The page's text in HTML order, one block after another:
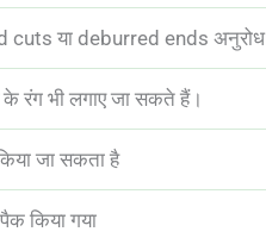
cuts या deburred ends
के रंग भी लगाए जा सकते हैं।
जा सकता है
किया गया